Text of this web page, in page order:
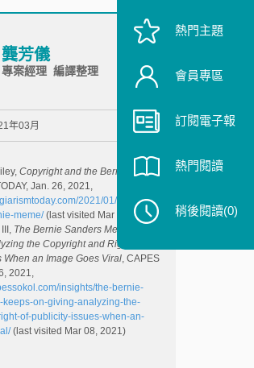
龔芳儀
專案經理 編譯整理
年03月
Copyright and the Bernie Meme
Jan. 26, 2021,
2021/01/26/copyrig
meme/(last visited Mar 08, 2021)
The Bernie Sanders Meme Keeps
the Copyright and Right of
When an Image Goes Viral, CAPES
2021,
insights/the-bernie-
keeps-on-giving-analyzing-the-
of-publicity-issues-when-an-
(last visited Mar 08, 2021)
熱門主題
會員專區
訂閱電子報
熱門閱讀
稍後閱讀(0)